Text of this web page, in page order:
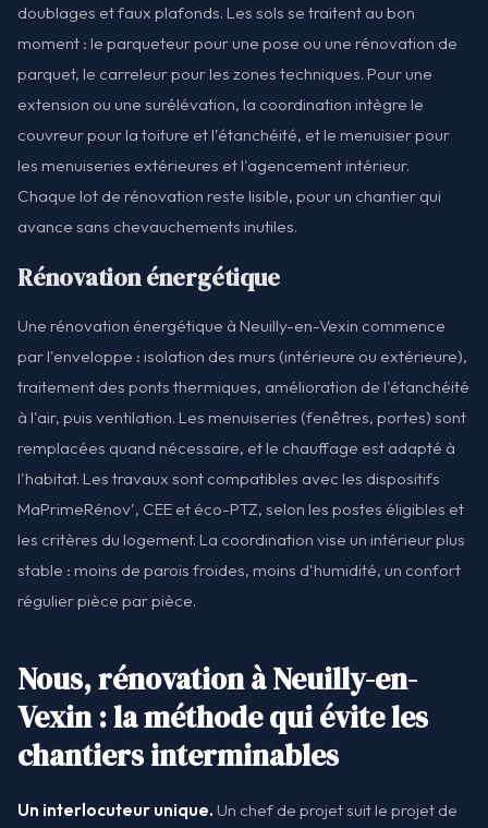
doublages et faux plafonds. Les sols se traitent au bon
moment : le parqueteur pour une pose ou une rénovation de
parquet, le carreleur pour les zones techniques. Pour une
extension ou une surélévation, la coordination intègre le
couvreur pour la toiture et l'étanchéité, et le menuisier pour
les menuiseries extérieures et l'agencement intérieur.
Chaque lot de rénovation reste lisible, pour un chantier qui
avance sans chevauchements inutiles.
Rénovation énergétique
Une rénovation énergétique à Neuilly-en-Vexin commence
par l'enveloppe : isolation des murs (intérieure ou extérieure),
traitement des ponts thermiques, amélioration de l'étanchéité
à l'air, puis ventilation. Les menuiseries (fenêtres, portes) sont
remplacées quand nécessaire, et le chauffage est adapté à
l'habitat. Les travaux sont compatibles avec les dispositifs
MaPrimeRénov', CEE et éco-PTZ, selon les postes éligibles et
les critères du logement. La coordination vise un intérieur plus
stable : moins de parois froides, moins d'humidité, un confort
régulier pièce par pièce.
Nous, rénovation à Neuilly-en-
Vexin : la méthode qui évite les
chantiers interminables
Un interlocuteur unique. Un chef de projet suit le projet de